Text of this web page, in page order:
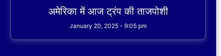
अमेरिका में आज ट्रंप की ताजपोशी
January 20, 2025 9:05 pm